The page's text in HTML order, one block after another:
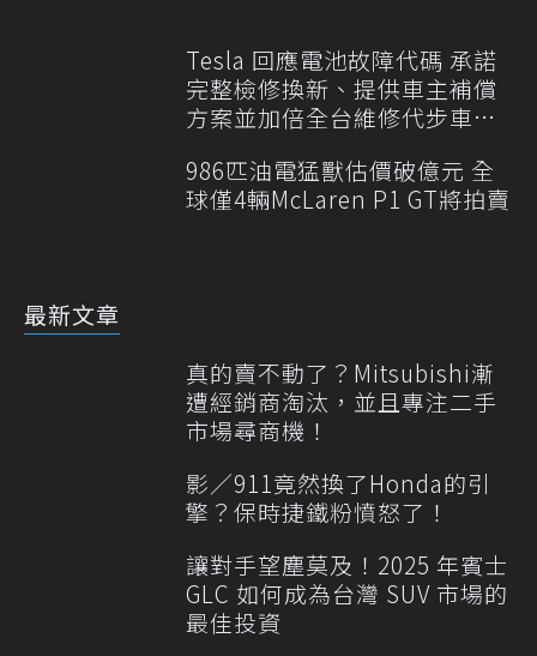
Tesla 回應電池故障代碼 承諾
完整檢修換新、提供車主補償
方案並加倍全台維修代步車數
986匹油電猛獸估價破億元 全
球僅4輛McLaren P1 GT將拍賣
最新文章
真的賣不動了？Mitsubishi漸
遭經銷商淘汰，並且專注二手
市場尋商機！
影／911竟然換了Honda的引
擎？保時捷鐵粉憤怒了！
讓對手望塵莫及！2025 年賓士
GLC 如何成為台灣 SUV 市場的
最佳投資